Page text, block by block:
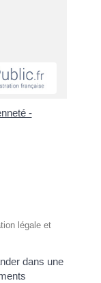
-
légale et
dans une